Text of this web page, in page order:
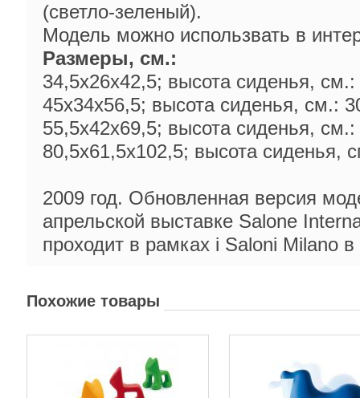
(светло-зеленый).
Модель можно использвать в
Размеры, см.:
34,5x26x42,5; высота сиденья, см.:
45x34x56,5; высота сиденья, см.:
55,5x42x69,5; высота сиденья, см.:
80,5x61,5x102,5; высота сиденья,
2009 год. Обновленная версия
апрельской выставке Salone
проходит в рамках i Saloni Milano
Похожие товары